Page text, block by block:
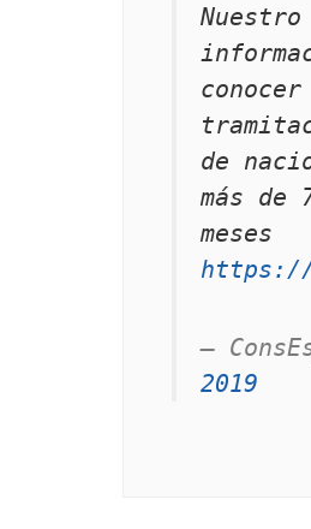
de
más de
https://
—
2019